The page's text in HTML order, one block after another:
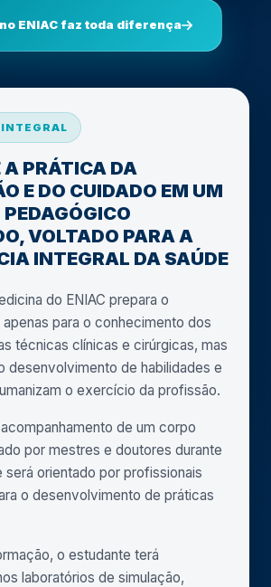
ENIAC faz toda diferença
PRÁTICA DA
E DO CUIDADO EM UM
VOLTADO PARA A
INTEGRAL DA SAÚDE
do ENIAC prepara o
para o conhecimento dos
técnicas clínicas e cirúrgicas, mas
desenvolvimento de habilidades e
o exercício da profissão.
de um corpo
por mestres e doutores durante
orientado por profissionais
o desenvolvimento de práticas
o estudante terá
laboratórios de simulação,